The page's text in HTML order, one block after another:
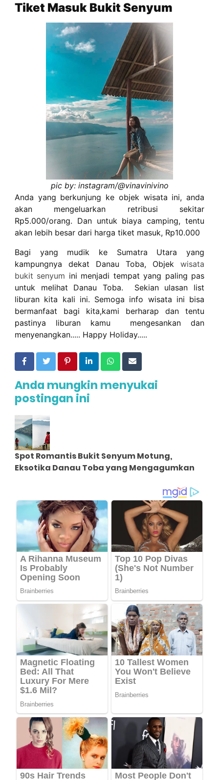
Tiket Masuk Bukit Senyum
pic by: instagram/@vinavinivino
Anda yang berkunjung ke objek wisata ini, anda
akan mengeluarkan retribusi sekitar
Rp5.000/orang. Dan untuk biaya camping, tentu
akan lebih besar dari harga tiket masuk, Rp10.000
Bagi yang mudik ke Sumatra Utara yang
kampungnya dekat Danau Toba, Objek wisata
bukit senyum ini menjadi tempat yang paling pas
untuk melihat Danau Toba. Sekian ulasan list
liburan kita kali ini. Semoga info wisata ini bisa
bermanfaat bagi kita,kami berharap dan tentu
pastinya liburan kamu mengesankan dan
menyenangkan..... Happy Holiday.....
Anda mungkin menyukai
postingan ini
Spot Romantis Bukit Senyum Motung,
Eksotika Danau Toba yang Mengagumkan